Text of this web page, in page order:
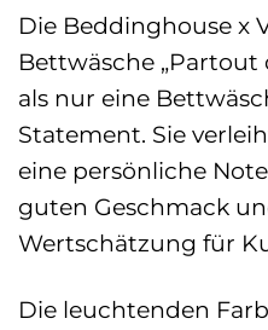
Die Beddinghouse x
Bettwäsche „Partout
als nur eine
Statement. Sie
eine persönliche
guten Geschmack
Wertschätzung für
Die leuchtenden